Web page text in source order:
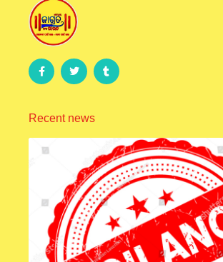
Recent news